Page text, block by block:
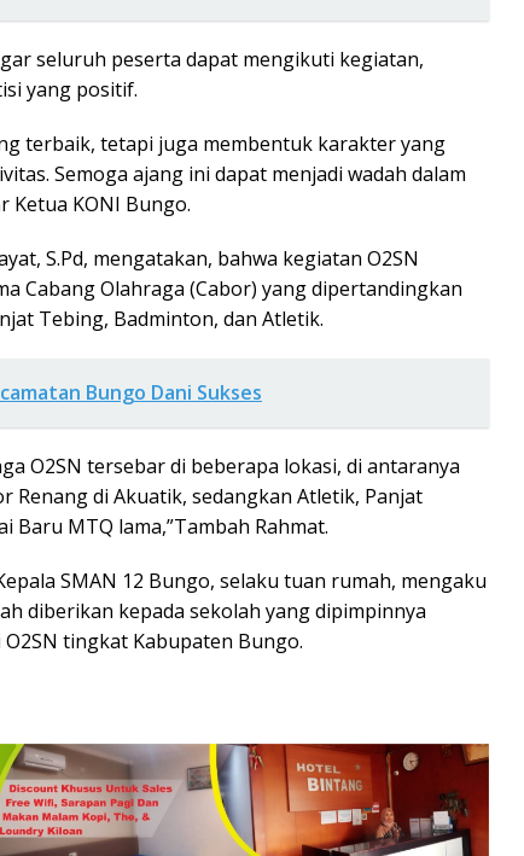
seluruh peserta dapat mengikuti kegiatan,
yang positif.
terbaik, tetapi juga membentuk karakter yang
Semoga ajang ini dapat menjadi wadah dalam
Ketua KONI Bungo.
S.Pd, mengatakan, bahwa kegiatan O2SN
Cabang Olahraga (Cabor) yang dipertandingkan
Tebing, Badminton, dan Atletik.
Bungo Dani Sukses
O2SN tersebar di beberapa lokasi, di antaranya
Renang di Akuatik, sedangkan Atletik, Panjat
Baru MTQ lama,”Tambah Rahmat.
SMAN 12 Bungo, selaku tuan rumah, mengaku
diberikan kepada sekolah yang dipimpinnya
tingkat Kabupaten Bungo.